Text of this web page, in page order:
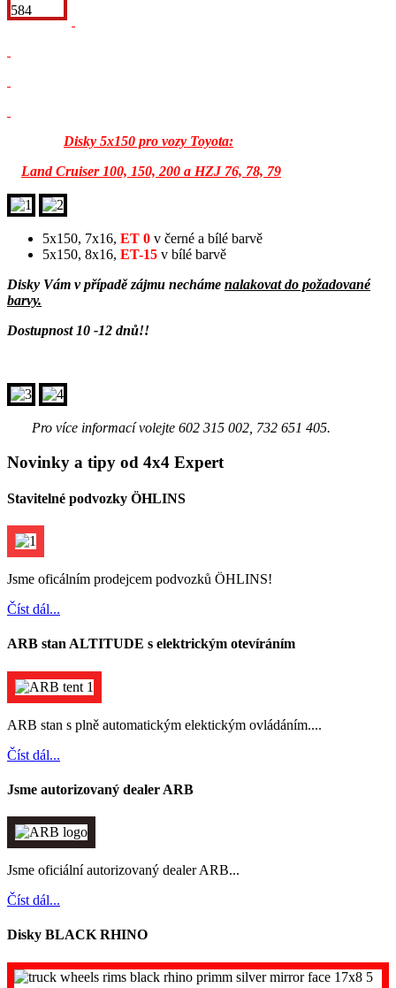
Disky 5x150 pro vozy Toyota:
Land Cruiser 100, 150, 200 a HZJ 76, 78, 79
5x150, 7x16, ET 0 v černé a bílé barvě
5x150, 8x16, ET-15 v bílé barvě
Disky Vám v případě zájmu necháme nalakovat do požadované
barvy.
Dostupnost 10 -12 dnů!!
Pro více informací volejte 602 315 002, 732 651 405.
Novinky a tipy od 4x4 Expert
Stavitelné podvozky ÖHLINS
Jsme oficálním prodejcem podvozků ÖHLINS!
Číst dál...
ARB stan ALTITUDE s elektrickým otevíráním
ARB stan s plně automatickým elektickým ovládáním....
Číst dál...
Jsme autorizovaný dealer ARB
Jsme oficiální autorizovaný dealer ARB...
Číst dál...
Disky BLACK RHINO